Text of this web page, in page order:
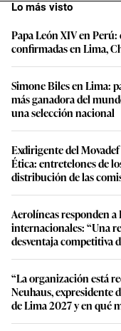
Lo más visto
Papa León XIV en Perú:
confirmadas en Lima,
Simone Biles en Lima:
más ganadora del
una selección nacional
Exdirigente del
Ética: entretelones de
distribución de las
Aerolíneas responden a
internacionales: “Una
desventaja competitiva
“La organización está
Neuhaus, expresidente
de Lima 2027 y en qué